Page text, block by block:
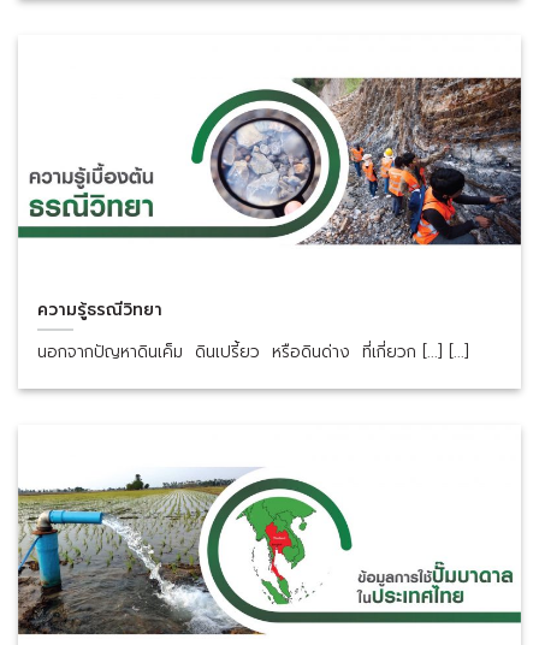
ความรู้ธรณีวิทยา
นอกจากปัญหาดินเค็ม ดินเปรี้ยว หรือดินด่าง ที่เกี่ยวก [...] [...]